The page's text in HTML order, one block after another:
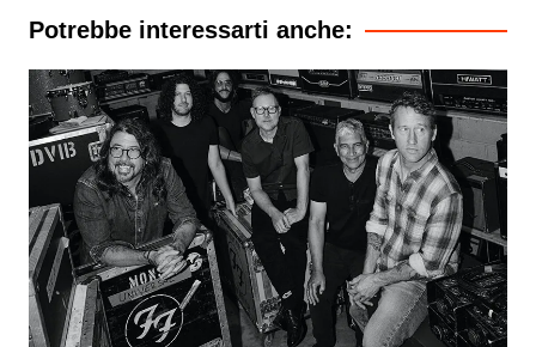
Potrebbe interessarti anche: